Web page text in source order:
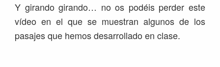
Y girando girando… no os podéis perder este
vídeo en el que se muestran algunos de los
pasajes que hemos desarrollado en clase.